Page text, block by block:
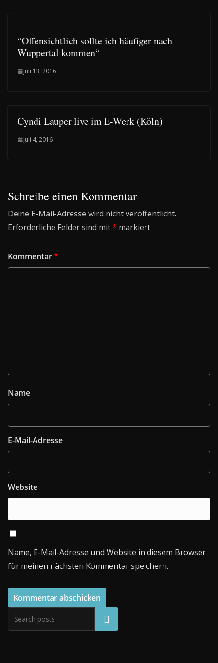
“Offensichtlich sollte ich häufiger nach
Wuppertal kommen“
Juli 13, 2016
Cyndi Lauper live im E-Werk (Köln)
Juli 4, 2016
Schreibe einen Kommentar
Deine E-Mail-Adresse wird nicht veröffentlicht.
Erforderliche Felder sind mit* markiert
Kommentar*
Name
E-Mail-Adresse
Website
Name, E-Mail-Adresse und Website in diesem Browser
für meinen nächsten Kommentar speichern.
Suchen